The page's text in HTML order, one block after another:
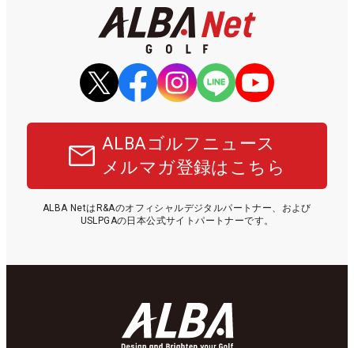
ALBAゴルフニュース
メルマガ登録はこちら
ALBA NetはR&Aのオフィシャルデジタルパートナー、および
USLPGAの日本公式サイトパートナーです。